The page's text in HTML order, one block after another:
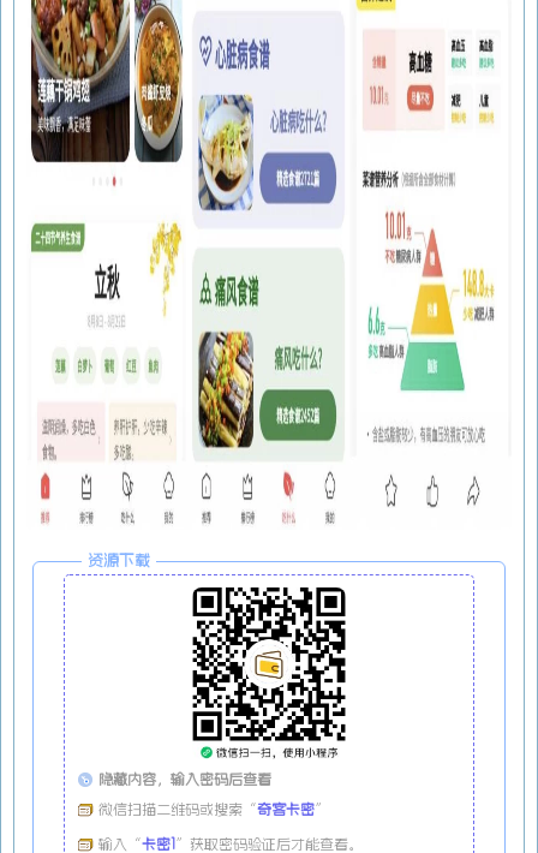
资源下载
隐藏内容，输入密码后查看
微信扫描二维码或搜索“奇客卡密”
输入“卡密1 ”获取密码验证后才能查看。